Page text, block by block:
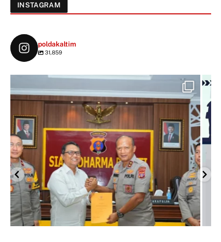
INSTAGRAM
poldakaltim
31,859